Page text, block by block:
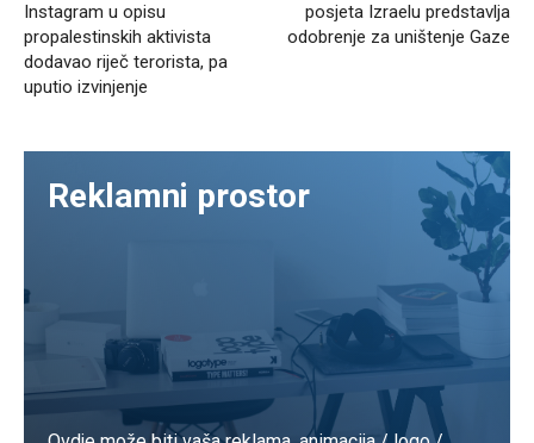
Instagram u opisu
propalestinskih aktivista
dodavao riječ terorista, pa
uputio izvinjenje
posjeta Izraelu predstavlja
odobrenje za uništenje Gaze
Reklamni prostor